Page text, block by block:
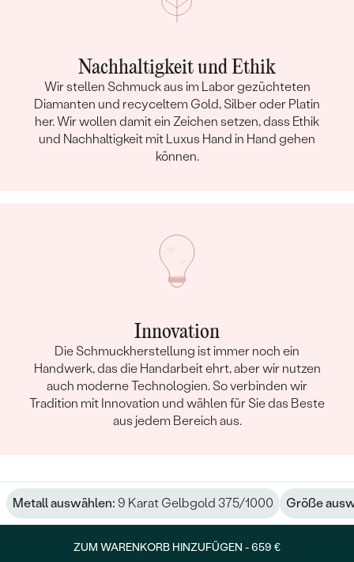
Nachhaltigkeit und Ethik
Wir stellen Schmuck aus im Labor gezüchteten
Diamanten und recyceltem Gold, Silber oder Platin
her. Wir wollen damit ein Zeichen setzen, dass Ethik
und Nachhaltigkeit mit Luxus Hand in Hand gehen
können.
Innovation
Die Schmuckherstellung ist immer noch ein
Handwerk, das die Handarbeit ehrt, aber wir nutzen
auch moderne Technologien. So verbinden wir
Tradition mit Innovation und wählen für Sie das Beste
aus jedem Bereich aus.
Metall auswählen: 9 Karat Gelbgold 375/1000 Größe
ZUM WARENKORB HINZUFÜGEN -659 €